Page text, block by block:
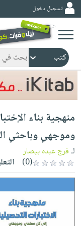
ورقية
المواضيع
صدر
حديثاً
الأكثر
مبيعاً
جوائز
شحن
مخفض
عروض
خاصة
صفحات
مشوقة
كتب
الكترونية
الرئيسية
صدر
حديثاً
الأكثر
مبيعاً
مجانية
كتب
صوتية
الصفحة
الرئيسية
masmu3
حدود
أطفال
وناشئة
الصفحة
وسائل
تسجيل دخول
منهجية بناء
وموجهي وباحثي
لـفرج عبده بيصار
(0)